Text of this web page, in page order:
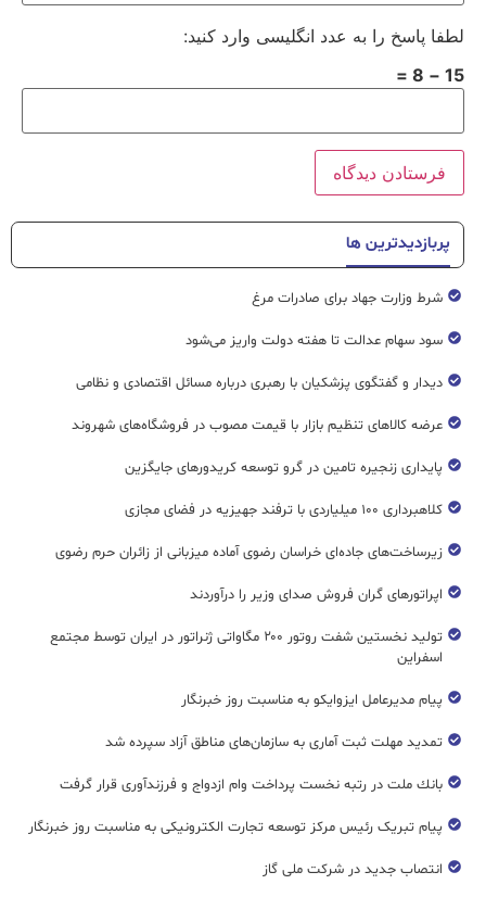
لطفا پاسخ را به عدد انگلیسی وارد کنید:
15 − 8 =
پربازدیدترین ها
شرط وزارت جهاد برای صادرات مرغ
سود سهام عدالت تا هفته دولت واریز می‌شود
دیدار و گفتگوی پزشکیان با رهبری درباره مسائل اقتصادی و نظامی
عرضه کالاهای تنظیم بازار با قیمت مصوب در فروشگاه‌های شهروند
پایداری زنجیره تامین در گرو توسعه کریدورهای جایگزین
کلاهبرداری ۱۰۰ میلیاردی با ترفند جهیزیه در فضای مجازی
زیرساخت‌های جاده‌ای خراسان رضوی آماده میزبانی از زائران حرم رضوی
اپراتورهای گران فروش صدای وزیر را درآوردند
تولید نخستین شفت روتور ۲۰۰ مگاواتی ژنراتور در ایران توسط مجتمع
اسفراین
پیام مدیرعامل ایزوایکو به مناسبت روز خبرنگار
تمدید مهلت ثبت آماری به سازمان‌های مناطق آزاد سپرده شد
بانك ملت در رتبه نخست پرداخت وام ازدواج و فرزندآوری قرار گرفت
پیام تبریک رئیس مرکز توسعه تجارت الکترونیکی به مناسبت روز خبرنگار
انتصاب جدید در شرکت ملی گاز